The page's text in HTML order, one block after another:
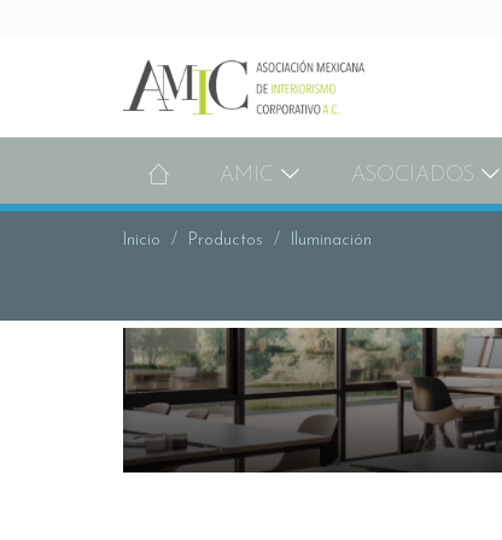
AMIC ASOCIADOS
Inicio Productos Iluminación